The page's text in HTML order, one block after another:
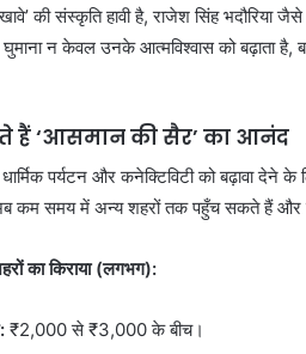
की संस्कृति हावी है, राजेश सिंह भदौरिया
घुमाना न केवल उनके आत्मविश्वास को बढ़ाता
हैं ‘आसमान की सैर’ का आनंद
पर्यटन और कनेक्टिविटी को बढ़ावा देने
कम समय में अन्य शहरों तक पहुँच सकते हैं और
का किराया (लगभग):
₹2,000 से ₹3,000 के बीच।